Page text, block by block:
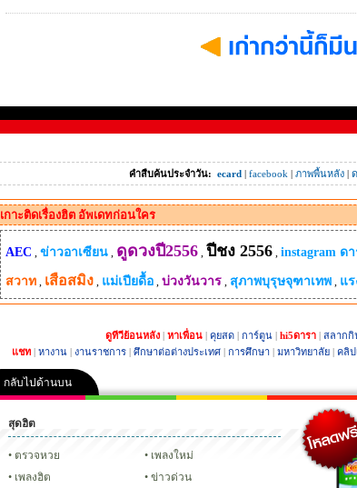
คำสืบค้นประจำวัน: ecard| facebook | ภาพพื้นหลัง|
เกาะติดเรื่องฮิต อัพเดทก่อนใคร
AEC , ข่าวอาเซียน, ดูดวงปี2556, ปีชง 2556, instagram ดา
สวาท, เสือสมิง, แม่เปียดื้อ, บ่วงวันวาร, สุภาพบุรุษจุฑาเทพ , แ
ดูทีวีย้อนหลัง| หาเพื่อน| คุยสด| การ์ตูน| hi5ดารา| สลากกิ
แชท | หางาน | งานราชการ | ศึกษาต่อต่างประเทศ | การศึกษา | มหาวิทยาลัย | คลิป
กลับไปด้านบน
คลิป ภาพ ปฏิทิน 2556 เฟซบุ๊ก
สุดฮิต
ตรวจหวย
เพลงใหม่
เพลงฮิต
ข่าวด่วน